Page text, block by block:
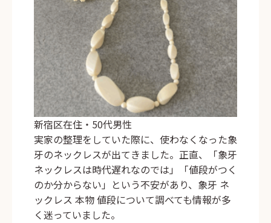
新宿区在住・50代男性
実家の整理をしていた際に、使わなくなった象
牙のネックレスが出てきました。正直、「象牙
ネックレスは時代遅れなのでは」「値段がつく
のか分からない」という不安があり、象牙 ネ
ックレス 本物 値段について調べても情報が多
く迷っていました。